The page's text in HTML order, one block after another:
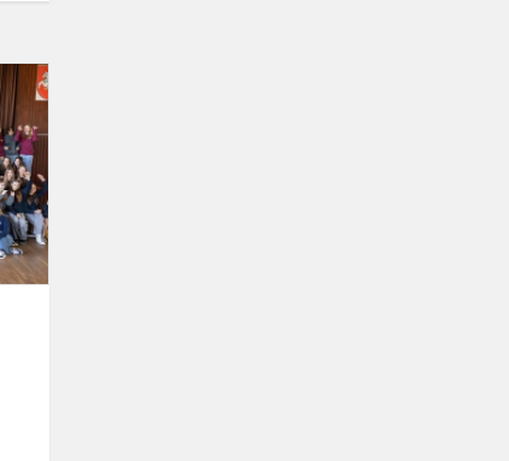
Vilties
piligrimai